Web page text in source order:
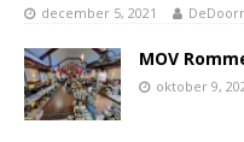
december 5, 2021
MOV
oktober 9,